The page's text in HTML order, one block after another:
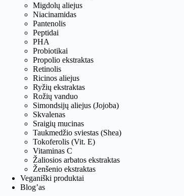
Migdolų aliejus
Niacinamidas
Pantenolis
Peptidai
PHA
Probiotikai
Propolio ekstraktas
Retinolis
Ricinos aliejus
Ryžių ekstraktas
Rožių vanduo
Simondsijų aliejus (Jojoba)
Skvalenas
Sraigių mucinas
Taukmedžio sviestas (Shea)
Tokoferolis (Vit. E)
Vitaminas C
Žaliosios arbatos ekstraktas
Ženšenio ekstraktas
Veganiški produktai
Blog’as